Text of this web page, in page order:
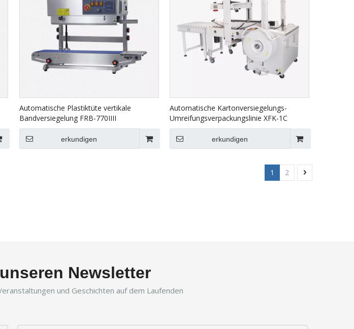
Automatische Plastiktüte vertikale
Bandversiegelung FRB-770IIII
erkundigen
Automatische Kartonversiegelungs-
Umreifungsverpackungslinie XFK-1C
erkundigen
1 2
Newsletter
und Geschichten auf dem Laufenden